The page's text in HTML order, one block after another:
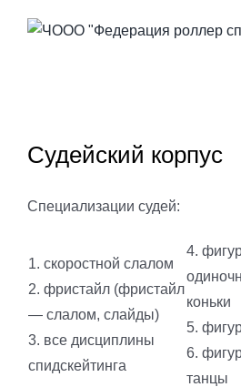
Судейский корпус
Специализации судей:
1. скоростной слалом
2. фристайл (фристайл
— слалом, слайды)
3. все дисциплины
спидскейтинга
4.
коньки
5.
6.
танцы